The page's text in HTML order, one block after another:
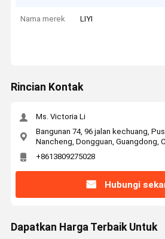
Nama merek LIYI
Rincian Kontak
Ms. Victoria Li
Bangunan 74, 96 jalan kechuang,
Nancheng, Dongguan, Guangdong,
+8613809275028
Hubungi
Dapatkan Harga Terbaik Untuk